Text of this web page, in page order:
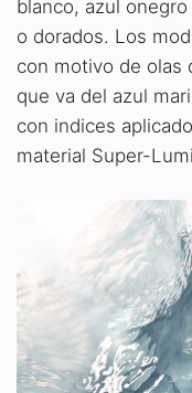
blanco, azul
o dorados. Los
con motivo de olas
que va del azul
con indices
material Super-